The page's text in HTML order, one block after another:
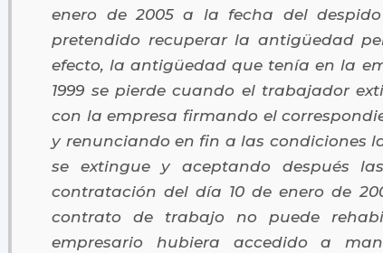
enero de 2005 a la fecha del
pretendido recuperar la antigüedad
efecto, la antigüedad que tenía en la
1999 se pierde cuando el trabajador
con la empresa firmando el
y renunciando en fin a las condiciones
se extingue y aceptando después
contratación del día 10 de enero de
contrato de trabajo no puede
empresario hubiera accedido a